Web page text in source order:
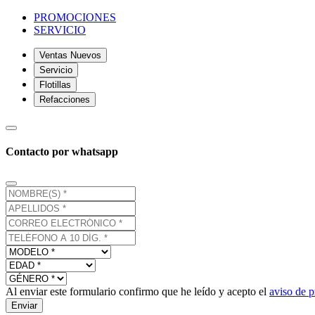
PROMOCIONES
SERVICIO
Ventas Nuevos
Servicio
Flotillas
Refacciones
Contacto por whatsapp
Al enviar este formulario confirmo que he leído y acepto el aviso de
Enviar